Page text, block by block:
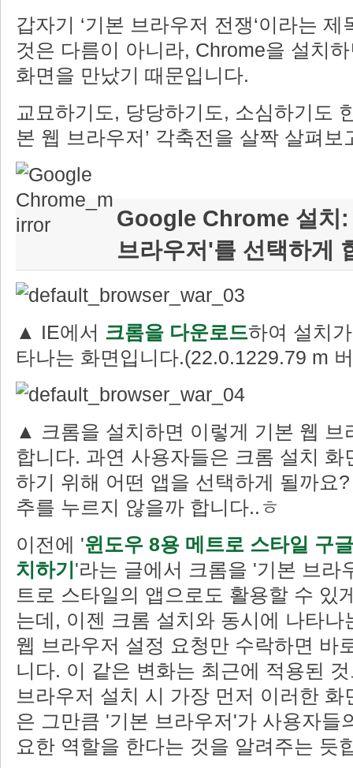
갑자기 ‘기본 브라우저 전쟁‘이라는
것은 다름이 아니라, Chrome을 설치
화면을 만났기 때문입니다.
교묘하기도, 당당하기도, 소심하기도
본 웹 브라우저’ 각축전을 살짝 살펴보
Google Chrome 설치:
브라우저'를 선택하게
▲ IE에서 크롬을 다운로드하여 설치
타나는 화면입니다.(22.0.1229.79 m
▲ 크롬을 설치하면 이렇게 기본 웹 브
합니다. 과연 사용자들은 크롬 설치 화
하기 위해 어떤 앱을 선택하게 될까요
추를 누르지 않을까 합니다..ㅎ
이전에 '윈도우 8용 메트로 스타일 구
치하기 '라는 글에서 크롬을 '기본 브라
트로 스타일의 앱으로도 활용할 수 있
는데, 이젠 크롬 설치와 동시에 나타나
웹 브라우저 설정 요청만 수락하면 바
니다. 이 같은 변화는 최근에 적용된
브라우저 설치 시 가장 먼저 이러한 화
은 그만큼 '기본 브라우저'가 사용자들
요한 역할을 한다는 것을 알려주는 듯